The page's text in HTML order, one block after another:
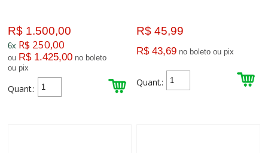
R$ 1.500,00
6x R$ 250,00
ou R$ 1.425,00 no boleto
ou pix
Quant.:
R$ 45,99
R$ 43,69 no boleto ou pix
Quant.: